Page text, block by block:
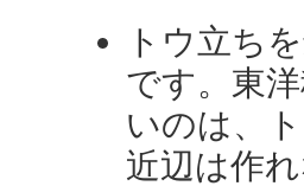
トウ立ち
です。東
いのは、
近辺は作